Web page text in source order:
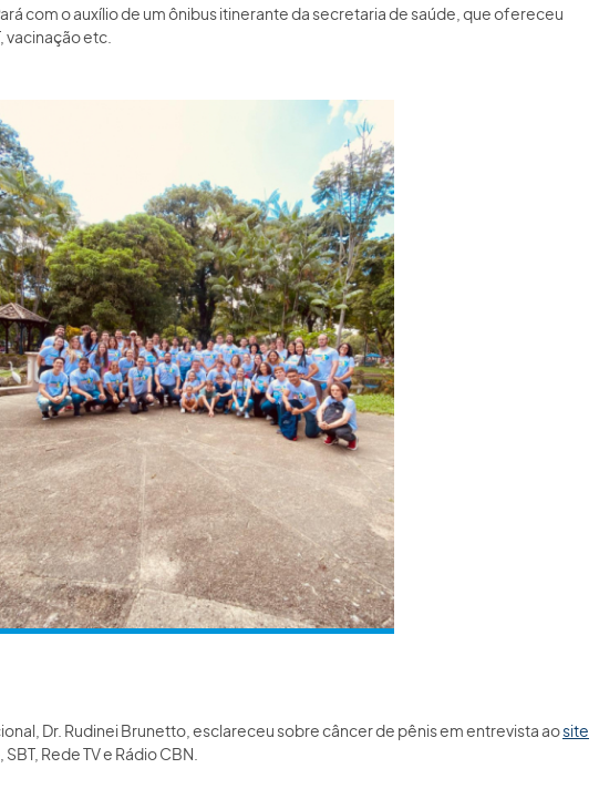
com o auxílio de um ônibus itinerante da secretaria de saúde, que ofereceu
vacinação etc.
Dr. Rudinei Brunetto, esclareceu sobre câncer de pênis em entrevista aosite
SBT, Rede TV e Rádio CBN.